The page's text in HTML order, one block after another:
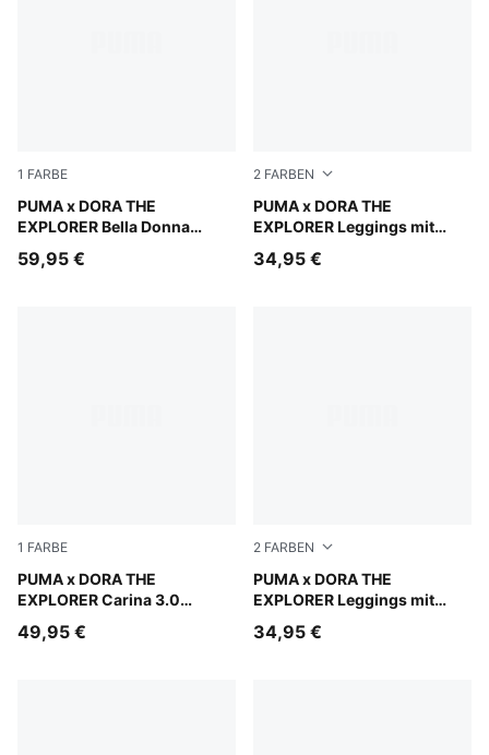
1 FARBE
PUMA x DORA THE
EXPLORER Bella Donna
Chambray Blue-PUMA White
59,95 €
2 FARBEN
PUMA x DORA THE
EXPLORER Leggings mit
Chambray Blue
34,95 €
1 FARBE
PUMA x DORA THE
EXPLORER Carina 3.0
Warm White-Bright Papaya
49,95 €
2 FARBEN
PUMA x DORA THE
EXPLORER Leggings mit
Mauve Glow
34,95 €